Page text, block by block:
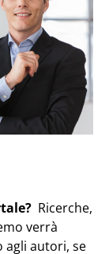
Ricerche,
verrà
autori, se